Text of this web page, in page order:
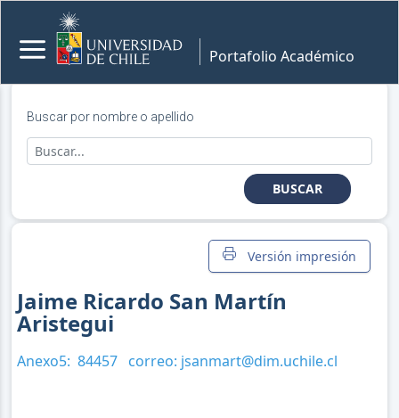
Portafolio Académico
Buscar por nombre o apellido
BUSCAR
Versión impresión
Jaime Ricardo San Martín
Aristegui
Anexo5: 84457 correo: jsanmart@dim.uchile.cl